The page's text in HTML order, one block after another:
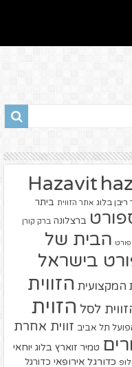
Hazavit
ריבן בלוג אתר הזווית ביתר
ברצלונה ברק קורן
הבית של
בישראל
המקצועית הזווית
לסל הזוית
תל אביב זווית אחרת
טמיר זוארץ בלוג יוחאי
כדורגל אירופאי כדורגל